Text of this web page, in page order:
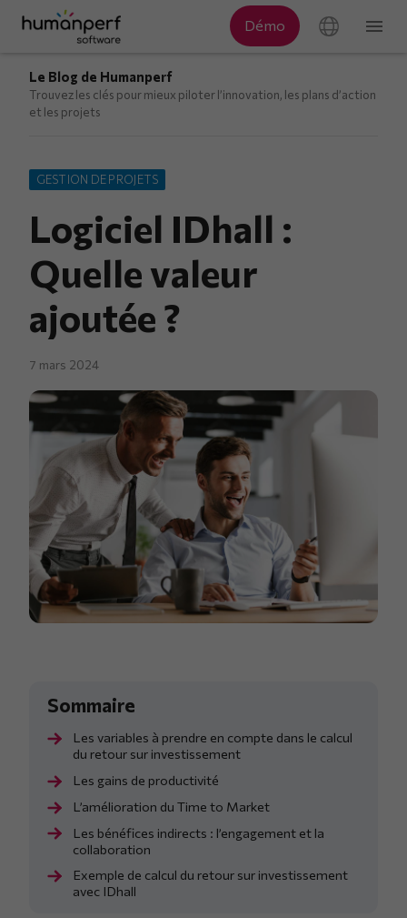
Le Blog de Humanperf
Trouvez les clés pour mieux piloter l’innovation, les plans d’action
et les projets
GESTION DE PROJETS
Logiciel IDhall :
Quelle valeur
ajoutée ?
7 mars 2024
Les variables à prendre en compte dans le calcul
du retour sur investissement
Les gains de productivité
L’amélioration du Time to Market
Les bénéfices indirects : l’engagement et la
collaboration
Exemple de calcul du retour sur investissement
avec IDhall